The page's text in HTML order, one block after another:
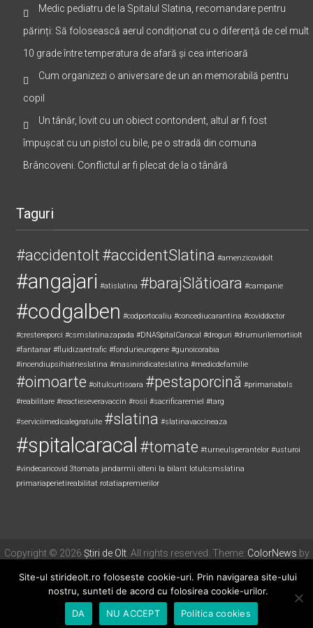
Medic pediatru de la Spitalul Slatina, recomandare pentru
părinți: Să folosească aerul condiționat cu o diferență de cel mult
10 grade între temperatura de afară și cea interioară
Cum organizezi o aniversare de un an memorabilă pentru
copil
Un tânăr, lovit cu un obiect contondent, altul ar fi fost
împușcat cu un pistol cu bile, pe o stradă din comuna
Brâncoveni. Conflictul ar fi plecat de la o tânără
Taguri
#accidentolt #accidentSlatina #amenzicovidolt
#angajari #atislatina #barajSlătioara #campanie
#codgalben #codportocaliu #concediucarantina #coviddoctor
#crestereporci #csmslatinazapada #DNASpitalCaracal #droguri #drumurilemortiiolt
#fantanar #fluidizaretrafic #fondurieuropene #gunoicorabia
#incendiupsihiatrieslatina #masiniridicateslatina #medicdefamilie
#oimoarte #oltulcurtisoara #pestaporcină #primariabals
#reabilitare #reactieseveravaccin #rosii #sacrificaremiel #targ
#serviciimedicalegratuite #slatina #slatinavaccineaza
#spitalcaracal #tomate #turneulsperantelor #usturoi
#vindecaricovid 3tomata jandarmii olteni la bilant lotulcsmslatina
primariaperietireabilitat rotatiapremierilor
Copyright © 2026 Știri de Olt. All rights reserved. Theme: ColorNews by
Site-ul stirideolt.ro foloseste cookie-uri. Prin navigarea site-ului
nostru, sunteti de acord cu folosirea cookie-urilor.
DA
NU ACCEPT Politica cookies